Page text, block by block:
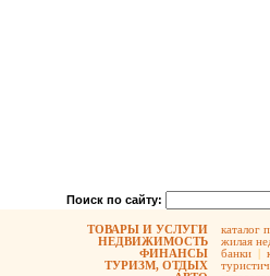
Поиск по сайту:
ТОВАРЫ И УСЛУГИ
НЕДВИЖИМОСТЬ
ФИНАНСЫ
ТУРИЗМ, ОТДЫХ
каталог
жилая
банки |